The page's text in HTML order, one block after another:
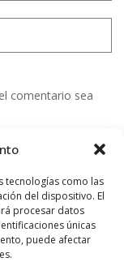
tecnologías como las
del dispositivo. El
procesar datos
únicas
puede afectar
comentario sea
el spam.
Aprende